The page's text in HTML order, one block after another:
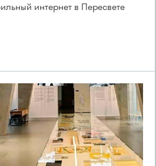
интернет в Пересвете